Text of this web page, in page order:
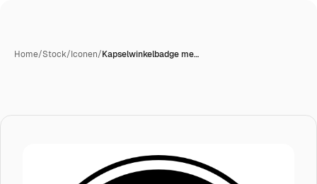
Home/Stock/Iconen/Kapselwinkelbadge me…